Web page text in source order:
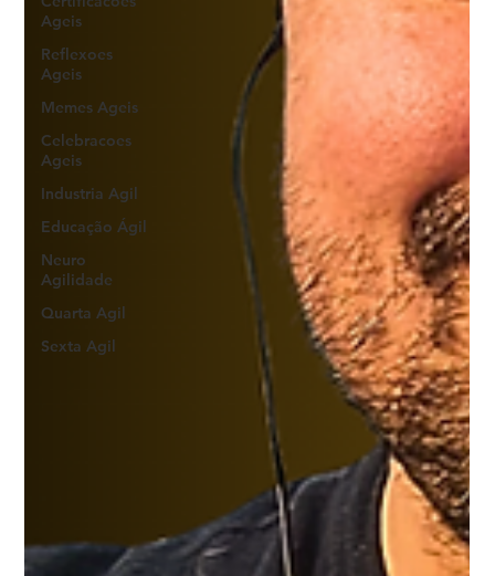
Ageis
Reflexoes
Ageis
Memes Ageis
Celebracoes
Ageis
Industria Agil
Educação Ágil
Neuro
Agilidade
Quarta Agil
Sexta Agil